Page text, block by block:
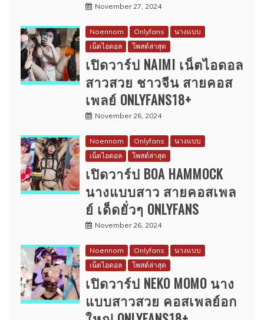
November 27, 2024
Noennom Onlyfans
นางแบบ
เน็ตไอดอล
โพสต์ล่าสุด
เปิดวาร์ป NAIMI เน็ตไอดอล
สาวสวย ชาวจีน สายคอส
เพลย์ ONLYFANS18+
November 26, 2024
Noennom Onlyfans
นางแบบ
เน็ตไอดอล
โพสต์ล่าสุด
เปิดวาร์ป BOA HAMMOCK
นางแบบสาว สายคอสเพล
ย์ เด็ดยั่วๆ ONLYFANS
November 26, 2024
Noennom Onlyfans
นางแบบ
เน็ตไอดอล
โพสต์ล่าสุด
เปิดวาร์ป NEKO MOMO นาง
แบบสาวสวย คอสเพลย์อก